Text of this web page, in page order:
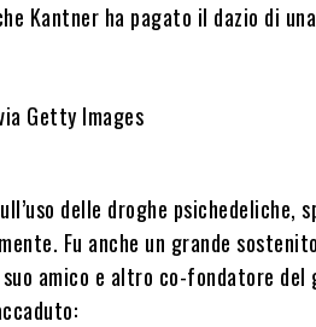
Kantner ha pagato il dazio di
delle droghe psichedeliche,
Fu anche un grande
amico e altro co-fondatore del